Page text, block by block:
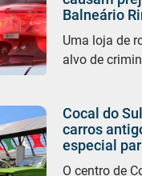
Balneário
Uma loja de
alvo de
Cocal do
carros
especial
O centro de